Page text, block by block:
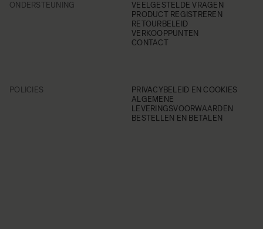
ONDERSTEUNING
VEELGESTELDE VRAGEN
PRODUCT REGISTREREN
RETOURBELEID
VERKOOPPUNTEN
CONTACT
POLICIES
PRIVACYBELEID EN COOKIES
ALGEMENE
LEVERINGSVOORWAARDEN
BESTELLEN EN BETALEN